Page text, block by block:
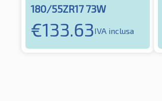
180/55ZR17 73W
€133.63IVA inclusa